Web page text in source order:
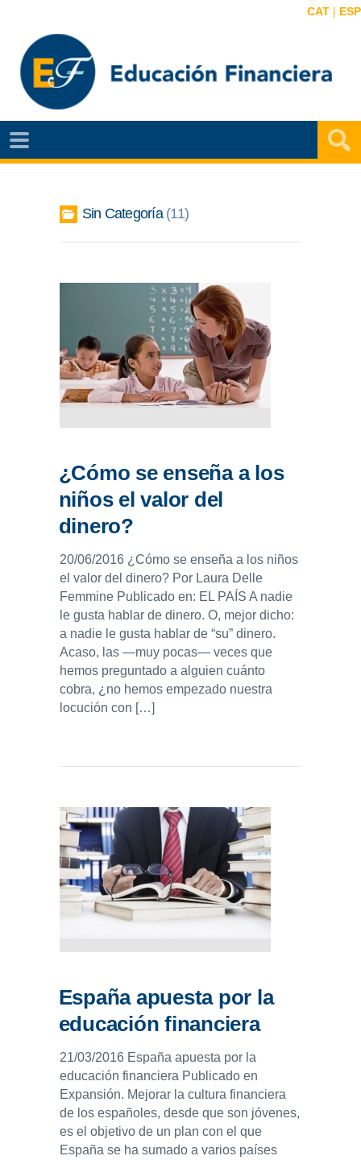
CAT | ESP
NOTÍCIAS
AGENDA
PUBLICACIONES
EF
ENLACES
NOSOTROS
Sin Categoría 11
¿Cómo se enseña a los
niños el valor del
dinero?
20/06/2016 ¿Cómo se enseña a los niños
el valor del dinero? Por Laura Delle
Femmine Publicado en: EL PAÍS A nadie
le gusta hablar de dinero. O, mejor dicho:
a nadie le gusta hablar de “su” dinero.
Acaso, las —muy pocas— veces que
hemos preguntado a alguien cuánto
cobra, ¿no hemos empezado nuestra
locución con […]
España apuesta por la
educación financiera
21/03/2016 España apuesta por la
educación financiera Publicado en
Expansión. Mejorar la cultura financiera
de los españoles, desde que son jóvenes,
es el objetivo de un plan con el que
España se ha sumado a varios países